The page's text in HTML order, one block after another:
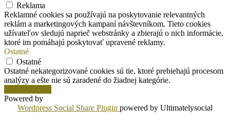
Reklama
Reklamné cookies sa používajú na poskytovanie relevantných
reklám a marketingových kampaní návštevníkom. Tieto cookies
užívateľov sledujú naprieč webstránky a zbierajú o nich informácie,
ktoré im pomáhajú poskytovať upravené reklamy.
Ostatné
Ostatné
Ostatné nekategorizované cookies sú tie, ktoré prebiehajú procesom
analýzy a ešte nie sú zaradené do žiadnej kategórie.
Powered by
Wordpress Social Share Plugin powered by Ultimatelysocial